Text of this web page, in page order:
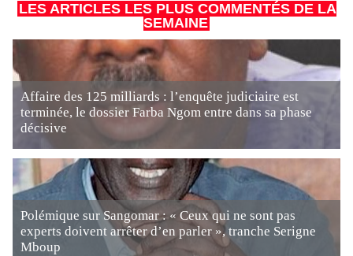
LES ARTICLES LES PLUS COMMENTÉS DE LA
SEMAINE
Affaire des 125 milliards : l’enquête judiciaire est
terminée, le dossier Farba Ngom entre dans sa phase
décisive
Polémique sur Sangomar : « Ceux qui ne sont pas
experts doivent arrêter d’en parler », tranche Serigne
Mboup